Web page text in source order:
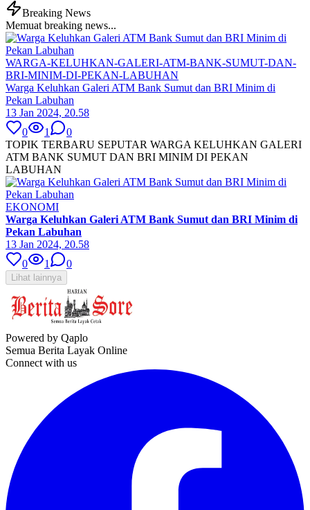
Breaking News
Memuat breaking news...
WARGA-KELUHKAN-GALERI-ATM-BANK-SUMUT-DAN-
BRI-MINIM-DI-PEKAN-LABUHAN
Warga Keluhkan Galeri ATM Bank Sumut dan BRI Minim di
Pekan Labuhan
13 Jan 2024, 20.58
0
1
0
TOPIK TERBARU SEPUTAR WARGA KELUHKAN GALERI
ATM BANK SUMUT DAN BRI MINIM DI PEKAN
LABUHAN
EKONOMI
Warga Keluhkan Galeri ATM Bank Sumut dan BRI Minim di
Pekan Labuhan
13 Jan 2024, 20.58
0
1 0
Lihat lainnya
Powered by Qaplo
Semua Berita Layak Online
Connect with us